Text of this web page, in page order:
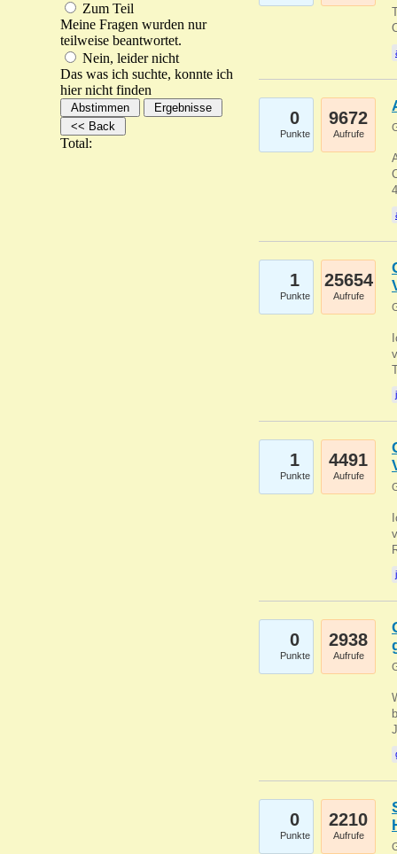
Zum Teil
Meine Fragen wurden nur
teilweise beantwortet.
Nein, leider nicht
Das was ich suchte, konnte ich
hier nicht finden
Total:
0
Punkte
9672
Aufrufe
1
Punkte
25654
Aufrufe
1
Punkte
4491
Aufrufe
0
Punkte
2938
Aufrufe
0
Punkte
2210
Aufrufe